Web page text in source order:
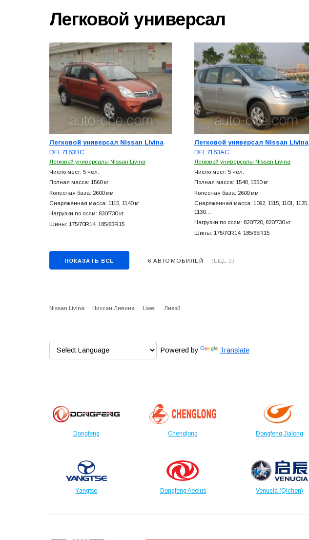
Легковой универсал
Легковой универсал Nissan Livina
DFL7163BC
Легковой универсалы Nissan Livina
Число мест: 5 чел.
Полная масса: 1560 кг
Колесная база: 2600 мм
Снаряженная масса: 1115, 1140 кг
Нагрузки по осям: 830/730 кг
Шины: 175/70R14, 185/65R15
Легковой универсал Nissan Livina
DFL7163AC
Легковой универсалы Nissan Livina
Число мест: 5 чел.
Полная масса: 1540, 1550 кг
Колесная база: 2600 мм
Снаряженная масса: 1092, 1115, 1101, 1125,
1130…
Нагрузки по осям: 820/720, 820/730 кг
Шины: 175/70R14, 185/65R15
ПОКАЗАТЬ ВСЕ 6 АВТОМОБИЛЕЙ (ЕЩЕ 2)
Nissan Livina Ниссан Ливина Liwei Ливэй
Powered by Translate
Dongfeng Chenglong Dongfeng Jialong
Yangtse Dongfeng Aeolus Venucia (Qichen)